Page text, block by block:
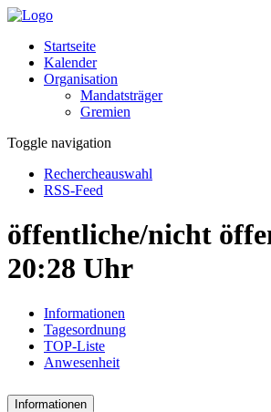
Startseite
Kalender
Organisation
Mandatsträger
Gremien
Toggle navigation
Rechercheauswahl
RSS-Feed
öffentliche/nicht
20:28 Uhr
Informationen
Tagesordnung
TOP-Liste
Anwesenheit
Informationen